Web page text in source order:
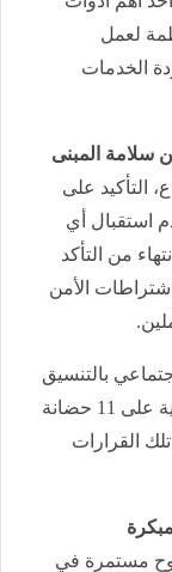
لعمل
الخدمات
سلامة المبنى
التأكيد على
استقبال أي
من التأكد
الأمن
بالتنسيق
مع رؤساء المدن، بتنفيذ حملات مرور ميدانية على 11 حضانة
القرارات
مستمرة في